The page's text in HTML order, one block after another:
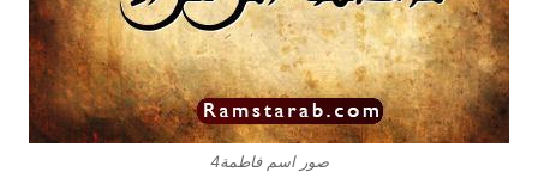
صور اسم فاطمة4